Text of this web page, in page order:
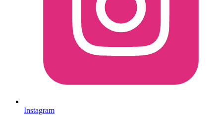
Instagram